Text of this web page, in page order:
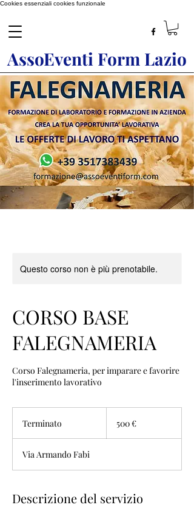
Cookies essenziali cookies funzionale
AssoEventi Form Lazio
Questo corso non è più prenotabile.
CORSO BASE
FALEGNAMERIA
Corso Falegnameria, per imparare e favorire
l'inserimento lavorativo
Terminato
m
i
t
500 €
Via Armando Fabi
Descrizione del servizio